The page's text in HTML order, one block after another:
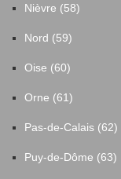
Nièvre (58)
Nord (59)
Oise (60)
Orne (61)
Pas-de-Calais (62)
Puy-de-Dôme (63)